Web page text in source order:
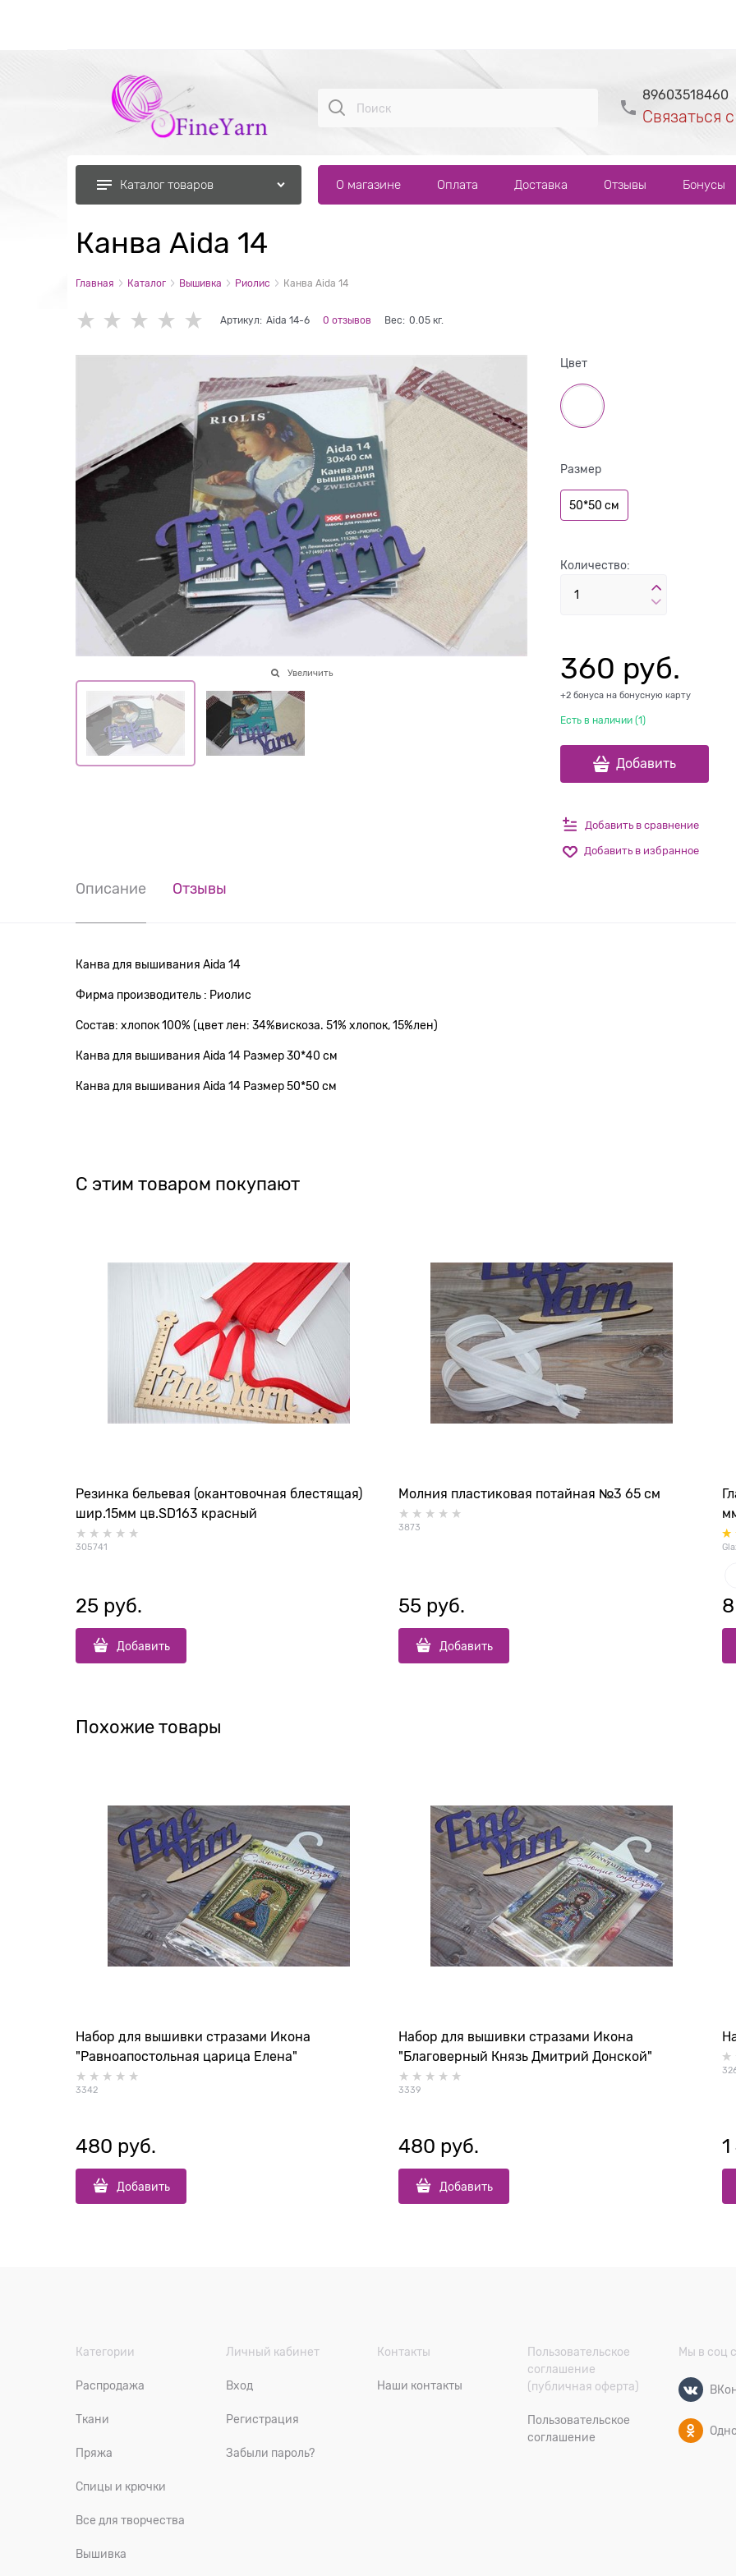
89603518460
Связаться
Каталог товаров О магазине Оплата Доставка Отзывы Бонусы
Канва Aida 14
Главная Каталог Вышивка Риолис Канва Aida 14
Артикул: Aida 14-6 0 отзывов Вес: 0.05кг.
Увеличить
Цвет
Размер
50*50 см
Количество:
360 руб.
+2 бонуса на бонусную карту
Есть в наличии (1 )
Добавить
Добавить в сравнение
Добавить в избранное
Описание Отзывы
Канва для вышивания Aida 14
Фирма производитель : Риолис
Состав: хлопок 100% (цвет лен: 34%вискоза. 51% хлопок, 15%лен)
Канва для вышивания Aida 14 Размер 30*40 см
Канва для вышивания Aida 14 Размер 50*50 см
С этим товаром покупают
Резинка бельевая (окантовочная блестящая)
шир.15мм цв.SD163 красный
305741
25 руб.
Добавить
Молния пластиковая потайная №3 65 см
3873
55 руб.
Добавить
8
Похожие товары
Набор для вышивки стразами Икона
"Равноапостольная царица Елена"
3342
480 руб.
Добавить
Набор для вышивки стразами Икона
"Благоверный Князь Дмитрий Донской"
3339
480 руб.
Добавить
Категории
Распродажа
Ткани
Пряжа
Спицы и крючки
Все для творчества
Вышивка
Личный кабинет
Вход
Регистрация
Забыли пароль?
Контакты
Наши контакты
Пользовательское
соглашение
(публичная оферта)
Пользовательское
соглашение
Мы в соц